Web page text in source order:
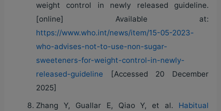
weight control in newly released guideline.
[online] Available at:
https://www.who.int/news/item/15-05-2023-
who-advises-not-to-use-non-sugar-
sweeteners-for-weight-control-in-newly-
released-guideline [Accessed 20 December
2025]
Zhang Y, Guallar E, Qiao Y, et al. Habitual